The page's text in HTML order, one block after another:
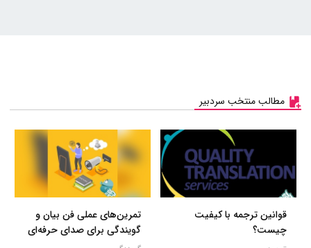
مطالب منتخب سردبیر
قوانین ترجمه با کیفیت
چیست؟
تمرین‌های عملی فن بیان و
گویندگی برای صدای حرفه‌ای